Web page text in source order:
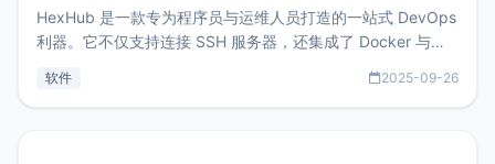
HexHub 是一款专为程序员与运维人员打造的一站式 DevOps
利器。它不仅支持连接 SSH 服务器，还集成了 Docker 与常
件间频繁切换，仅凭 HexHub 即可同时搞定运维与数据库操
软件 2025-09-26